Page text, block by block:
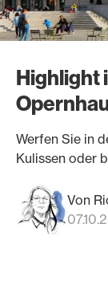
Highlight
Werfen Sie in
Kulissen oder
Von